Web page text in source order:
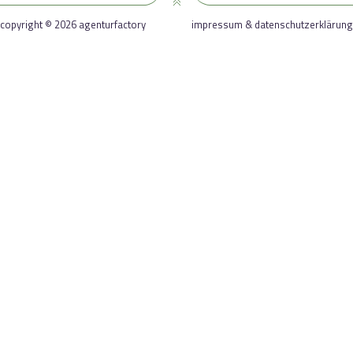
copyright © 2026 agenturfactory impressum & datenschutzerklärung